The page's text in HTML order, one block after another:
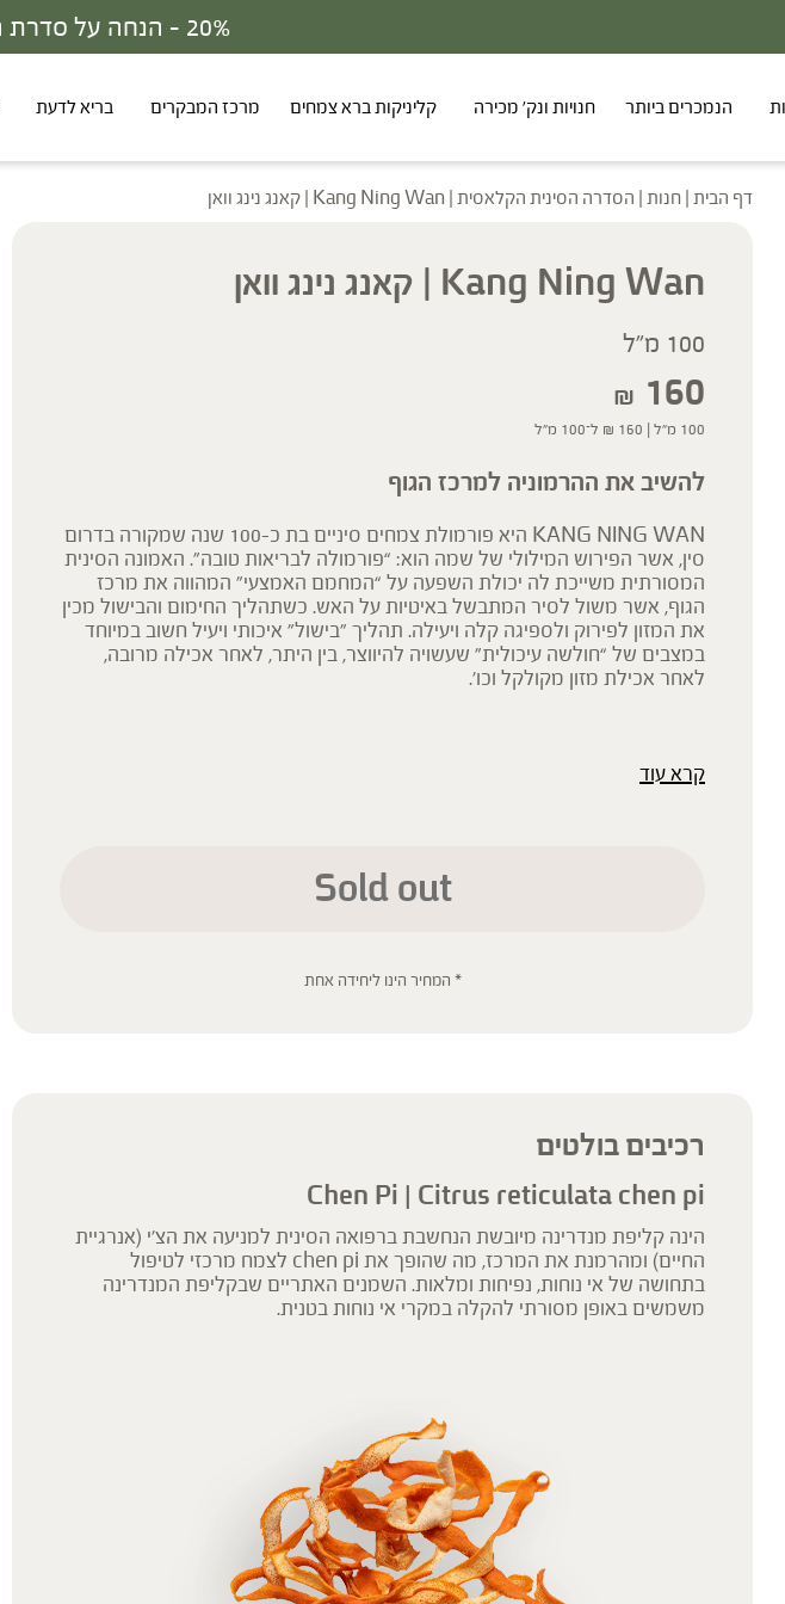
30% - הנחה על סדרת הפטריות ברכישת 3 מוצרים
הנמכרים ביותר חנויות ונק' מכירה קליניקות ברא צמחים מרכז המבקרים בריא לדעת
דף הבית | חנות | הסדרה הסינית הקלאסית | Kang Ning Wan | קאנג נינג וואן
Kang Ning Wan | קאנג נינג וואן
100 מ"ל
₪ 160
100 מ"ל | ₪ 160 ל־100 מ"ל
להשיב את ההרמוניה למרכז הגוף
KANG NING WAN היא פורמולת צמחים סיניים בת כ-100 שנה שמקורה בדרום
סין, אשר הפירוש המילולי של שמה הוא: “פורמולה לבריאות טובה”. האמונה הסינית
המסורתית משייכת לה יכולת השפעה על “המחמם האמצעי” המהווה את מרכז
הגוף, אשר משול לסיר המתבשל באיטיות על האש. כשתהליך החימום והבישול מכין
את המזון לפירוק ולספיגה קלה ויעילה. תהליך "בישול" איכותי ויעיל חשוב במיוחד
במצבים של “חולשה עיכולית” שעשויה להיווצר, בין היתר, לאחר אכילה מרובה,
לאחר אכילת מזון מקולקל וכו’.
* תוסף תזונה
ילדים, אנשים החולים במחלות כרוניות והנוטלים תרופות מרשם – יש להיוועץ ברופא לפני השימוש. המונח
'צמחי מרפא' מתייחס להגדרה המקובלת ברפואת הצמחים המסורתית.
קרא עוד
Sold out
* המחיר הינו ליחידה אחת
רכיבים בולטים
Chen Pi | Citrus reticulata chen pi
הינה קליפת מנדרינה מיובשת הנחשבת ברפואה הסינית למניעה את הצ'י (אנרגיית
החיים) ומהרמנת את המרכז, מה שהופך את chen pi לצמח מרכזי לטיפול
בתחושה של אי נוחות, נפיחות ומלאות. השמנים האתריים שבקליפת המנדרינה
משמשים באופן מסורתי להקלה במקרי אי נוחות בטנית.